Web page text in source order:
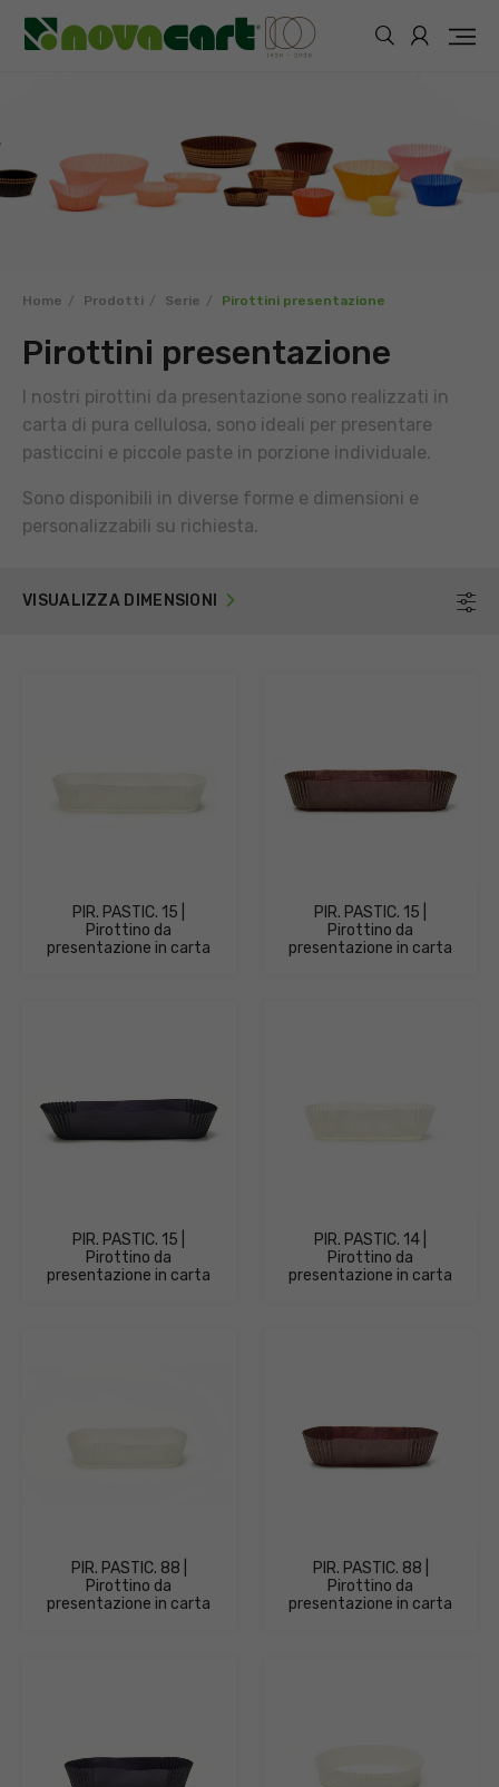
Home Prodotti Serie Pirottini presentazione
Pirottini presentazione
I nostri pirottini da presentazione sono realizzati in
carta di pura cellulosa, sono ideali per presentare
pasticcini e piccole paste in porzione individuale.
Sono disponibili in diverse forme e dimensioni e
personalizzabili su richiesta.
VISUALIZZA DIMENSIONI
PIR. PASTIC. 15 |
Pirottino da
presentazione in carta
PIR. PASTIC. 15 |
Pirottino da
presentazione in carta
PIR. PASTIC. 15 |
Pirottino da
presentazione in carta
PIR. PASTIC. 14 |
Pirottino da
presentazione in carta
PIR. PASTIC. 88 |
Pirottino da
presentazione in carta
PIR. PASTIC. 88 |
Pirottino da
presentazione in carta